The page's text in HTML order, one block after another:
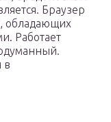
Браузер
обладающих
Работает
в